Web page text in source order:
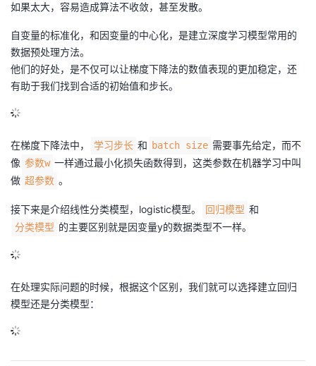
h
a
如果太大，容易造成算法不收敛，甚至发散。
自变量的标准化，和因变量的中心化，是建立深度学习模型常用的
数据预处理方法。
他们的好处，是不仅可以让梯度下降法的数值表现的更加稳定，还
有助于我们找到合适的初始值和步长。
在梯度下降法中， 学习步长 和 batch size 需要事先给定，而不
像 参数w 一样通过最小化损失函数得到，这类参数在机器学习中叫
做 超参数 。
接下来是介绍线性分类模型，logistic模型。 回归模型 和
分类模型 的主要区别就是因变量y的数据类型不一样。
在处理实际问题的时候，根据这个区别，我们就可以选择建立回归
模型还是分类模型：